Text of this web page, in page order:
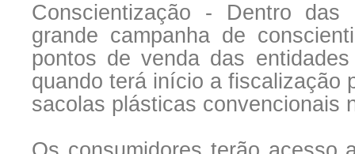
Conscientização - Dentro
grande campanha de
pontos de venda das
quando terá início a fiscalização
sacolas plásticas convencionais